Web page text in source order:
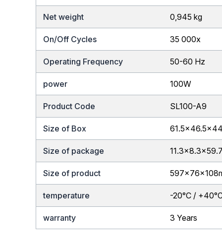
Net weight 0,945 kg
On/Off Cycles 35 000x
Operating Frequency 50-60 Hz
power 100W
Product Code SL100-A9
Size of Box
Size of package
Size of product
temperature -20°C /
warranty 3 Years